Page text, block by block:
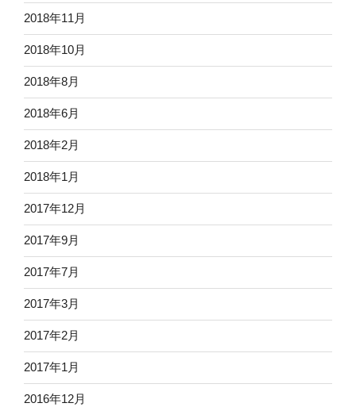
2018年11月
2018年10月
2018年8月
2018年6月
2018年2月
2018年1月
2017年12月
2017年9月
2017年7月
2017年3月
2017年2月
2017年1月
2016年12月